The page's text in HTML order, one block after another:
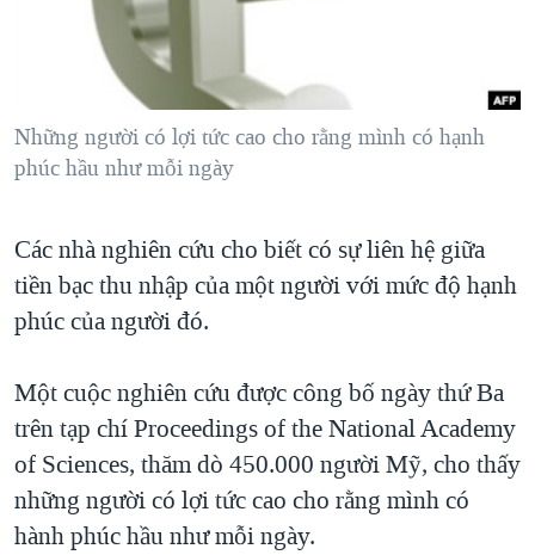
NGƯỜI VIỆT HẢI NGOẠI
ĐỜI SỐNG
KHOA HỌC
VĂN HOÁ
THỂ THAO
GIÁO DỤC
HÀNH TRÌNH BẦU CỬ 2024
MỘT NĂM CHIẾN TRANH TẠI DẢI GAZA
GIẢI MÃ VÀNH ĐAI & CON ĐƯỜNG
NGÀY TỊ NẠN THẾ GIỚI
GROUND ZERO – XƯA VÀ NAY
THƯỢNG ĐỈNH TRUMP-KIM TẠI VIỆT NAM
TRỊNH VĨNH BÌNH VS. CHÍNH PHỦ VIỆT NAM
NGƯ DÂN VIỆT VÀ LÀN SÓNG TRỘM HẢI SÂM
BÊN KIA QUỐC LỘ: TIẾNG VỌNG TỪ NÔNG THÔN MỸ
MẠNG XÃ HỘI
Ngôn ngữ khác
Những người có lợi tức cao cho rằng mình có hạnh
phúc hầu như mỗi ngày
Các nhà nghiên cứu cho biết có sự liên hệ giữa
tiền bạc thu nhập của một người với mức độ hạnh
phúc của người đó.
Một cuộc nghiên cứu được công bố ngày thứ Ba
trên tạp chí Proceedings of the National Academy
of Sciences, thăm dò 450.000 người Mỹ, cho thấy
những người có lợi tức cao cho rằng mình có
hành phúc hầu như mỗi ngày.